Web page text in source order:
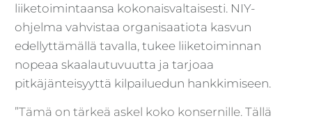
liiketoimintaansa kokonaisvaltaisesti. NIY-
ohjelma vahvistaa organisaatiota kasvun
edellyttämällä tavalla, tukee liiketoiminnan
nopeaa skaalautuvuutta ja tarjoaa
pitkäjänteisyyttä kilpailuedun hankkimiseen.
”Tämä on tärkeä askel koko konsernille. Tällä